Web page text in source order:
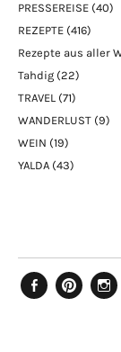
PRESSEREISE (40)
REZEPTE (416)
Rezepte aus aller
Tahdig (22)
TRAVEL (71)
WANDERLUST (9)
WEIN (19)
YALDA (43)